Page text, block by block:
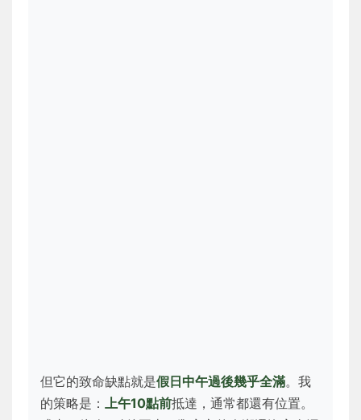
但它的致命缺點就是假日中午過後幾乎全滿。我
的策略是： 上午10點前抵達，通常都還有位置。